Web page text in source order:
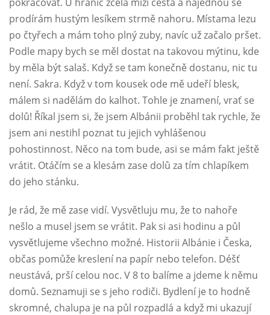
prodírám hustým lesíkem strmě nahoru. Místama lezu
po čtyřech a mám toho plný zuby, navíc už začalo pršet.
Podle mapy bych se měl dostat na takovou mýtinu, kde
by měla být salaš. Když se tam konečně dostanu, nic tu
není. Sakra. Když v tom kousek ode mě udeří blesk,
málem si nadělám do kalhot. Tohle je znamení, vrať se
dolů! Říkal jsem si, že jsem Albánii proběhl tak rychle, že
jsem ani nestihl poznat tu jejich vyhlášenou
pohostinnost. Něco na tom bude, asi se mám fakt ještě
vrátit. Otáčím se a klesám zase dolů za tím chlapíkem
do jeho stánku.
Je rád, že mě zase vidí. Vysvětluju mu, že to nahoře
nešlo a musel jsem se vrátit. Pak si asi hodinu a půl
vysvětlujeme všechno možné. Historii Albánie i Česka,
občas pomůže kreslení na papír nebo telefon. Déšť
neustává, prší celou noc. V 8 to balíme a jdeme k němu
domů. Seznamuji se s jeho rodiči. Bydlení je to hodně
skromné, chalupa je na půl rozpadlá a když mi ukazují